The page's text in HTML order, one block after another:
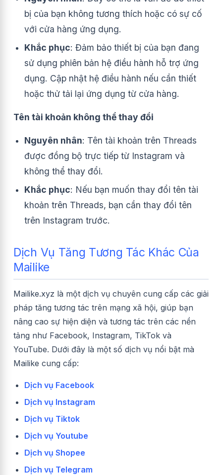
bị của bạn không tương thích hoặc có sự cố
với cửa hàng ứng dụng.
Khắc phục: Đảm bảo thiết bị của bạn đang
sử dụng phiên bản hệ điều hành hỗ trợ ứng
dụng. Cập nhật hệ điều hành nếu cần thiết
hoặc thử tải lại ứng dụng từ cửa hàng.
Tên tài khoản không thể thay đổi
Nguyên nhân: Tên tài khoản trên Threads
được đồng bộ trực tiếp từ Instagram và
không thể thay đổi.
Khắc phục: Nếu bạn muốn thay đổi tên tài
khoản trên Threads, bạn cần thay đổi tên
trên Instagram trước.
Dịch Vụ Tăng Tương Tác Khác Của
Mailike
Mailike.xyz là một dịch vụ chuyên cung cấp các giải
pháp tăng tương tác trên mạng xã hội, giúp bạn
nâng cao sự hiện diện và tương tác trên các nền
tảng như Facebook, Instagram, TikTok và
YouTube. Dưới đây là một số dịch vụ nổi bật mà
Mailike cung cấp:
Dịch vụ Facebook
Dịch vụ Instagram
Dịch vụ Tiktok
Dịch vụ Youtube
Dịch vụ Shopee
Dịch vụ Telegram